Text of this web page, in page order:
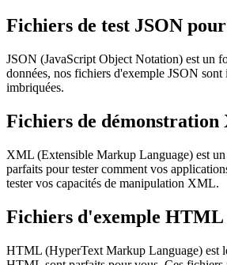
Fichiers de test JSON
JSON (JavaScript Object Notation) est un
données, nos fichiers d'exemple JSON
imbriquées.
Fichiers de démonstration
XML (Extensible Markup Language) est
parfaits pour tester comment vos
tester vos capacités de manipulation XML.
Fichiers d'exemple HTML
HTML (HyperText Markup Language) est